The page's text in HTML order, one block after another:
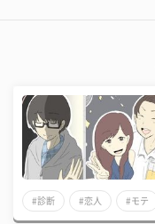
#診断 #恋人 #モテ